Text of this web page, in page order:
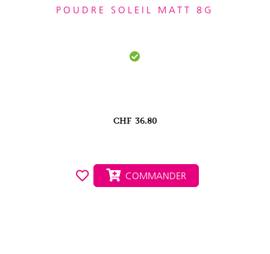
POUDRE SOLEIL MATT 8G
CHF 36.80
COMMANDER